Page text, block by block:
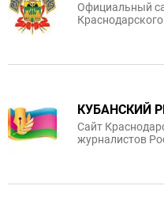
Официальный
КУБАНСКИЙ
Сайт
журналистов